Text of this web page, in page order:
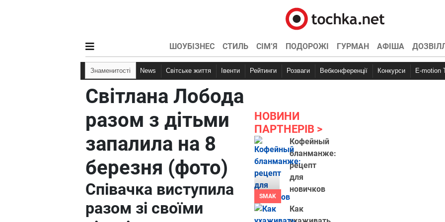
ШОУБІЗНЕС СТИЛЬ СІМ’Я ПОДОРОЖІ ГУРМАН АФІША
Знаменитості News Світське життя Івенти Рейтинги Розваги Вебконференції Конкурси E-motion
Світлана Лобода
разом з дітьми
запалила на 8
березня (фото)
Співачка виступила
разом зі своїми
НОВИНИ
ПАРТНЕРІВ
SMAK
Кофейный
бланманже:
рецепт
для
новичков
Как